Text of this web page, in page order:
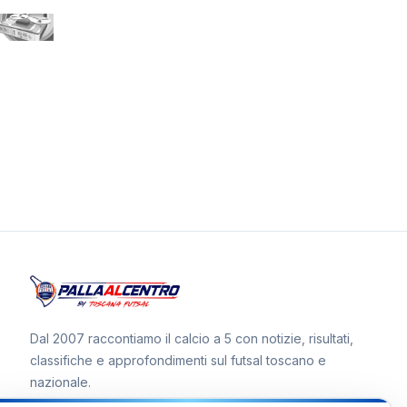
Dal 2007 raccontiamo il calcio a 5 con notizie, risultati,
classifiche e approfondimenti sul futsal toscano e
nazionale.